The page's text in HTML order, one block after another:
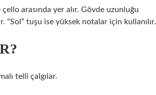
arasında yer alır. Gövde uzunluğu
“Sol” tuşu ise yüksek notalar için kullanılır.
telli çalgılar.